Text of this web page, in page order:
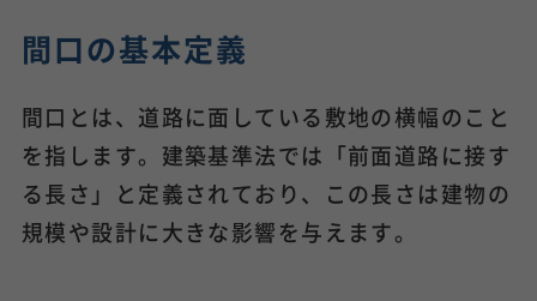
間口の基本定義
間口とは、道路に面している敷地の横幅のこと
を指します。建築基準法では「前面道路に接す
る長さ」と定義されており、この長さは建物の
規模や設計に大きな影響を与えます。